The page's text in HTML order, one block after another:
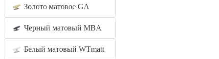
Золото матовое GA
Черный матовый MBA
Белый матовый WTmatt